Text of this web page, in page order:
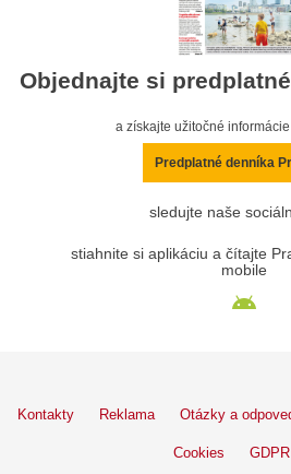
Objednajte si
a získajte užitočné
Predplatné denníka
sledujte naše
stiahnite si aplikáciu a čítajte
mobile
Kontakty Reklama Otázky a
Cookies GDPR